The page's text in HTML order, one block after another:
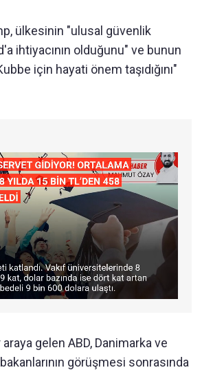
ülkesinin "ulusal güvenlik
ihtiyacının olduğunu" ve bunun
için hayati önem taşıdığını"
gelen ABD, Danimarka ve
görüşmesi sonrasında